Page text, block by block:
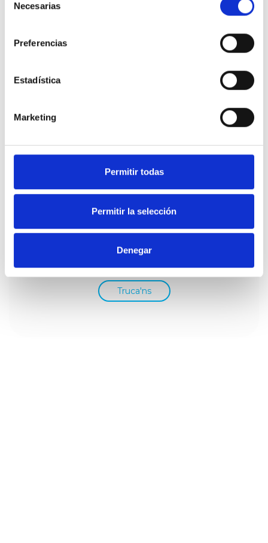
Necesarias
Preferencias
Estadística
Marketing
Permitir todas
Permitir la selección
Denegar
Fes la teva reserva
reserva
Truca'ns